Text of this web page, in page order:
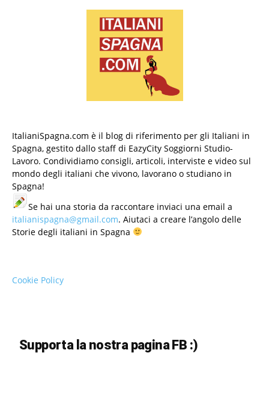
ItalianiSpagna.com è il blog di riferimento per gli Italiani in
Spagna, gestito dallo staff di EazyCity Soggiorni Studio-
Lavoro. Condividiamo consigli, articoli, interviste e video sul
mondo degli italiani che vivono, lavorano o studiano in
Spagna!
Se hai una storia da raccontare inviaci una email a
italianispagna@gmail.com. Aiutaci a creare l’angolo delle
Storie degli italiani in Spagna
Cookie Policy
Supporta la nostra pagina FB :)